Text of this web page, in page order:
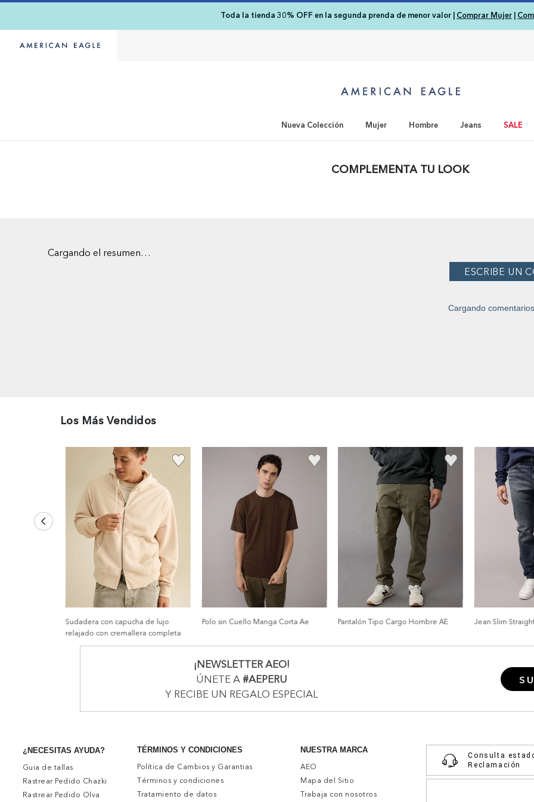
Toda la tienda 30% OFF en la segunda prenda de menor valor | Comprar Mujer |
Nueva Colección Mujer Hombre Jeans SALE
COMPLEMENTA TU LOOK
Cargando el resumen…
Cargando
Los Más Vendidos
Sudadera con capucha de lujo
relajado con cremallera completa
Polo sin Cuello Manga Corta Ae Pantalón Tipo Cargo Hombre AE Jean Slim
¡NEWSLETTER AEO!
ÚNETE A #AEPERU
Y RECIBE UN REGALO ESPECIAL
¿NECESITAS AYUDA?
Guia de tallas
Rastrear Pedido Chazki
Rastrear Pedido Olva
TÉRMINOS Y CONDICIONES
Política de Cambios y Garantias
Términos y condiciones
Tratamiento de datos
NUESTRA MARCA
AEO
Mapa del Sitio
Trabaja con nosotros
Consulta
Reclamación